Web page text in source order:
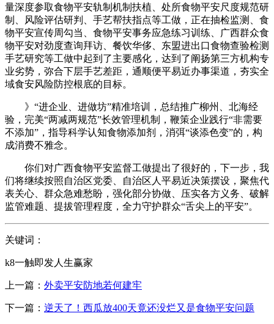
量深度参取食物平安轨制机制扶植、处所食物平安尺度规范研
制、风险评估研判、手艺帮扶指点等工做，正在抽检监测、食
物平安宣传周勾当、食物平安事务应急练习训练、广西群众食
物平安对劲度查询拜访、餐饮华侈、东盟进出口食物查验检测
手艺研究等工做中起到了主要感化，达到了阐扬第三方机构专
业劣势，弥合下层手艺差距，通顺便平易近办事渠道，夯实全
域食安风险防控根底的目标。
》“进企业、进做坊”精准培训，总结推广柳州、北海经
验，完美“两减两规范”长效管理机制，鞭策企业践行“非需要
不添加”，指导科学认知食物添加剂，消弭“谈添色变”的，构
成消费不雅念。
你们对广西食物平安监督工做提出了很好的，下一步，我
们将继续按照自治区党委、自治区人平易近决策摆设，聚焦代
表关心、群众急难愁盼，强化部分协做、压实各方义务、破解
监管难题、提拔管理程度，全力守护群众“舌尖上的平安”。
关键词：
k8一触即发人生赢家
上一篇： 外卖平安防地若何建牢
下一篇： 逆天了！西瓜放400天竟还没烂又是食物平安问题